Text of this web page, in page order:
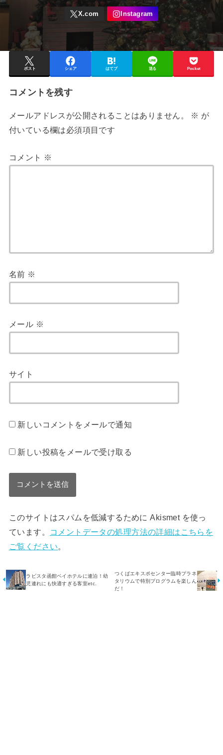
ポスト シェア はてブ 送る Pocket
コメントを残す
メールアドレスが公開されることはありません。 ※ が
付いている欄は必須項目です
コメント ※
名前 ※
メール ※
サイト
新しいコメントをメールで通知
新しい投稿をメールで受け取る
このサイトはスパムを低減するために Akismet を使っ
ています。
コメントデータの処理方法の詳細はこちらを
ご覧ください
つくばエキスポセンター臨時プラネ
タリウムで特別プログラムを楽しん
だ！
ラビスタ函館ベイホテルに連泊！幼
児連れにも快適すぎる客室etc.